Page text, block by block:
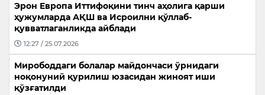
Эрон Европа Иттифоқини тинч аҳолига қарши
ҳужумларда АҚШ ва Исроилни қўллаб-
қувватлаганликда айблади
12:27 / 25.07.2026
Мирободдаги болалар майдончаси ўрнидаги
ноқонуний қурилиш юзасидан жиноят иши
қўзғатилди